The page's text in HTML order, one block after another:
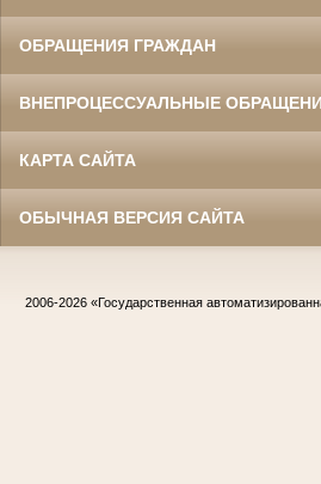
ОБРАЩЕНИЯ ГРАЖДАН
ВНЕПРОЦЕССУАЛЬНЫЕ
КАРТА САЙТА
ОБЫЧНАЯ ВЕРСИЯ САЙТА
2006-2026 «Государственная